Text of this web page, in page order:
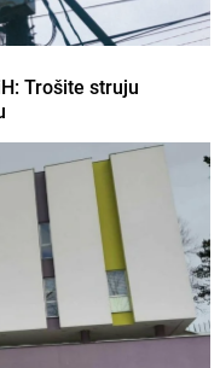
Trošite struju